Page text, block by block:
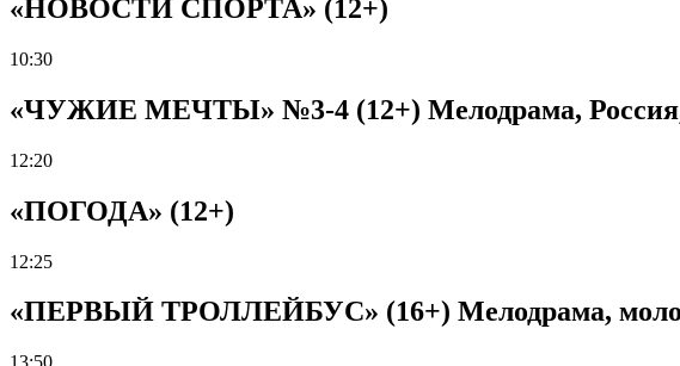
«НОВОСТИ СПОРТА» (12+)
10:30
«ЧУЖИЕ МЕЧТЫ» №3-4 (12+) Мелодрама, Россия,
12:20
«ПОГОДА» (12+)
12:25
«ПЕРВЫЙ ТРОЛЛЕЙБУС» (16+) Мелодрама,